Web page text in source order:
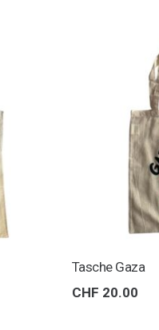
Tasche Gaza
CHF 20.00